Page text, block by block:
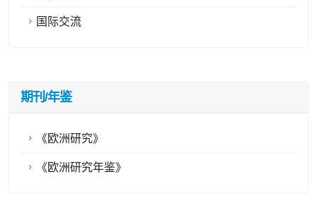
国际交流
期刊/年鉴
《欧洲研究》
《欧洲研究年鉴》